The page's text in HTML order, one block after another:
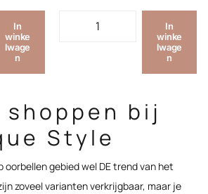
In
winke
lwage
n
In
winke
lwage
n
bij
Style
oorbellen gebied wel DE trend van het
zoveel varianten verkrijgbaar, maar je